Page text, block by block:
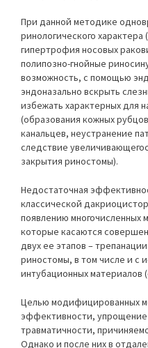
При данной методике
ринологического
гипертрофия носовых
полипозно-гнойные
возможность, с помощью
эндоназально вскрыть
избежать характерных для
(образования кожных
канальцев, неустранение
следствие
закрытия риностомы).
Недостаточная
классической
появлению
которые касаются
двух ее этапов –
риностомы, в том числе и с
интубационных материалов
Целью модифицированных
эффективности,
травматичности,
Однако и после них в